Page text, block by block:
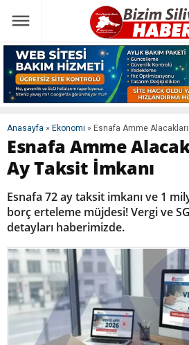
Anasayfa » Ekonomi » Esnafa Amme
Esnafa Amme
Ay Taksit İmkanı
Esnafa 72 ay taksit imkanı ve 1
borç erteleme müjdesi! Vergi ve
detayları haberimizde.